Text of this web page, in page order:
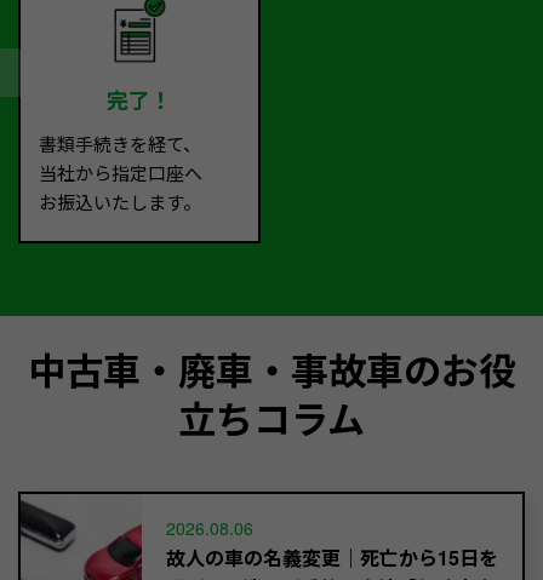
完了！
書類手続きを経て、
当社から指定口座へ
お振込いたします。
中古車・廃車・事故車のお役
立ちコラム
2026.08.06
故人の車の名義変更｜死亡から15日を